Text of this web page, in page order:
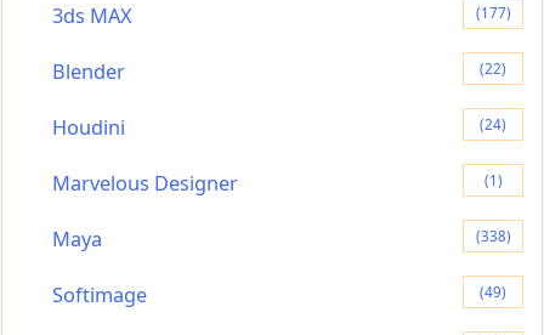
3ds MAX (177)
Blender (22)
Houdini (24)
Marvelous Designer (1)
Maya (338)
Softimage (49)